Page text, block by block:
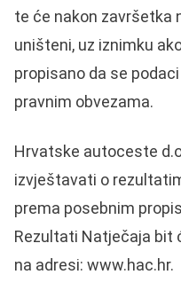
te će nakon završetka
uništeni, uz iznimku
propisano da se
pravnim obvezama.
Hrvatske autoceste
izvještavati o
prema posebnim
Rezultati Natječaja bit
na adresi: www.hac.hr.